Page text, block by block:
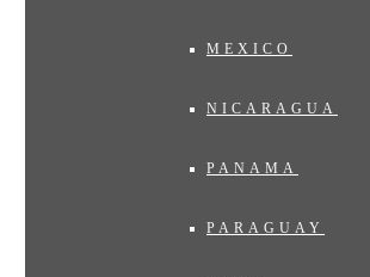
MEXICO
NICARAGUA
PANAMA
PARAGUAY